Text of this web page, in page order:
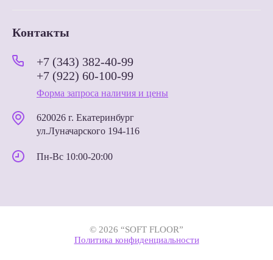
Контакты
+7 (343) 382-40-99
+7 (922) 60-100-99
Форма запроса наличия и цены
620026 г. Екатеринбург
ул.Луначарского 194-116
Пн-Вс 10:00-20:00
© 2026 “SOFT FLOOR”
Политика конфиденциальности